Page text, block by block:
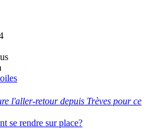
l'aller-retour depuis Trèves pour ce
se rendre sur place?